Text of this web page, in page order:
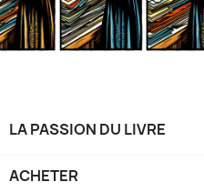
LA PASSION DU LIVRE
ACHETER